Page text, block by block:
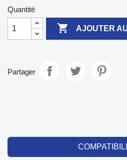
Quantité
 AJOUTER
Partager